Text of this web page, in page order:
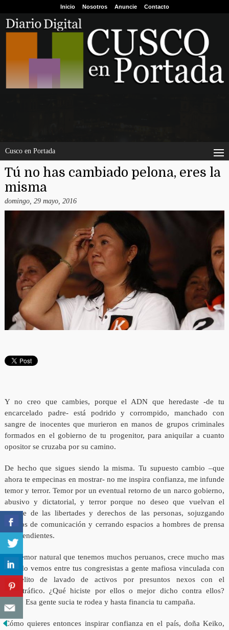
Inicio Nosotros Anuncie Contacto
Cusco en Portada
Tú no has cambiado pelona, eres la
misma
domingo, 29 mayo, 2016
Y no creo que cambies, porque el ADN que heredaste -de tu
encarcelado padre- está podrido y corrompido, manchado con
sangre de inocentes que murieron en manos de grupos criminales
formados en el gobierno de tu progenitor, para aniquilar a cuanto
opositor se cruzaba por su camino.
De hecho que sigues siendo la misma. Tu supuesto cambio –que
ahora te empecinas en mostrar- no me inspira confianza, me infunde
temor y terror. Temor por un eventual retorno de un narco gobierno,
abusivo y dictatorial, y terror porque no deseo que vuelvan el
recorte de las libertades y derechos de las personas, sojuzgando
medios de comunicación y cerrando espacios a hombres de prensa
independientes.
Ese temor natural que tenemos muchos peruanos, crece mucho mas
cuando vemos entre tus congresistas a gente mafiosa vinculada con
el delito de lavado de activos por presuntos nexos con el
narcotráfico. ¿Qué hiciste por ellos o mejor dicho contra ellos?
Nada. Esa gente sucia te rodea y hasta financia tu campaña.
Cómo quieres entonces inspirar confianza en el país, doña Keiko,